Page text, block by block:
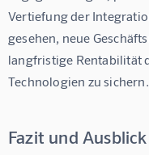
Vertiefung der
gesehen, neue
langfristige Rentabilität
Technologien zu sichern.
Fazit und Ausblick